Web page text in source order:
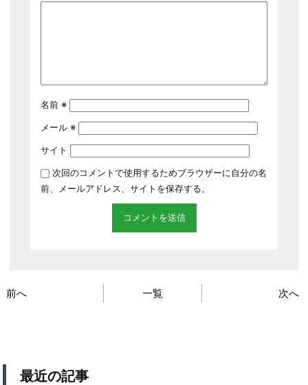
名前 ※
メール ※
サイト
次回のコメントで使用するためブラウザーに自分の名
前、メールアドレス、サイトを保存する。
前へ 一覧 次へ
最近の記事